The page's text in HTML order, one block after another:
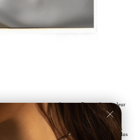
vivre avec vous, tous les jours. Pour préserver leur
le sel, les parfums, les lotions ou les produits
avec un chiffon doux et sec, tandis que les pièces
de coton propre. Pour un rituel d'entretien plus